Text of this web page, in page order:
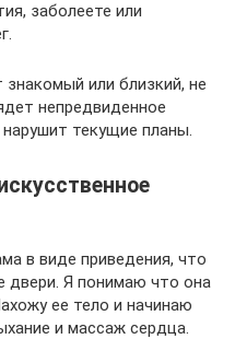
заболеете или
знакомый или близкий, не
непредвиденное
текущие планы.
в виде приведения, что
двери. Я понимаю что она
ее тело и начинаю
и массаж сердца.